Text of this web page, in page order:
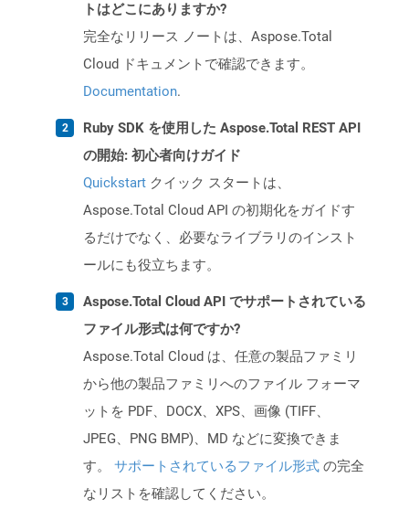
トはどこにありますか?
完全なリリース ノートは、Aspose.Total
Cloud ドキュメントで確認できます。
Documentation.
Ruby SDK を使用した Aspose.Total REST API
の開始: 初心者向けガイド
Quickstart クイック スタートは、
Aspose.Total Cloud API の初期化をガイドす
るだけでなく、必要なライブラリのインスト
ールにも役立ちます。
Aspose.Total Cloud API でサポートされている
ファイル形式は何ですか?
Aspose.Total Cloud は、任意の製品ファミリ
から他の製品ファミリへのファイル フォーマ
ットを PDF、DOCX、XPS、画像 (TIFF、
JPEG、PNG BMP)、MD などに変換できま
す。 サポートされているファイル形式 の完全
なリストを確認してください。